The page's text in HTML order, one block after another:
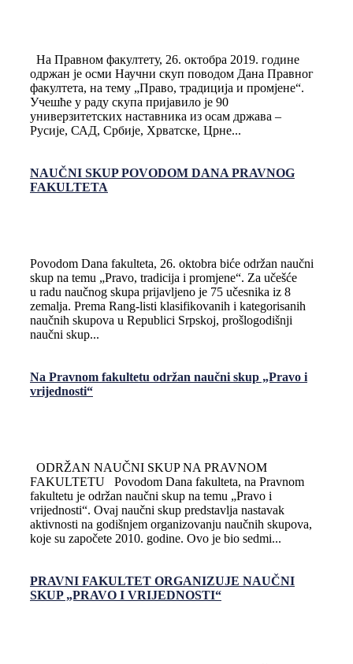
На Правном факултету, 26. октобра 2019. године
одржан је осми Научни скуп поводом Дана Правног
факултета, на тему „Право, традиција и промјене“.
Учешће у раду скупа пријавило је 90
универзитетских наставника из осам држава –
Русије, САД, Србије, Хрватске, Црне...
NAUČNI SKUP POVODOM DANA PRAVNOG
FAKULTETA
Povodom Dana fakulteta, 26. oktobra biće održan naučni
skup na temu „Pravo, tradicija i promjene“. Za učešće
u radu naučnog skupa prijavljeno je 75 učesnika iz 8
zemalja. Prema Rang-listi klasifikovanih i kategorisanih
naučnih skupova u Republici Srpskoj, prošlogodišnji
naučni skup...
Na Pravnom fakultetu održan naučni skup „Pravo i
vrijednosti“
ODRŽAN NAUČNI SKUP NA PRAVNOM
FAKULTETU Povodom Dana fakulteta, na Pravnom
fakultetu je održan naučni skup na temu „Pravo i
vrijednosti“. Ovaj naučni skup predstavlja nastavak
aktivnosti na godišnjem organizovanju naučnih skupova,
koje su započete 2010. godine. Ovo je bio sedmi...
PRAVNI FAKULTET ORGANIZUJE NAUČNI
SKUP „PRAVO I VRIJEDNOSTI“